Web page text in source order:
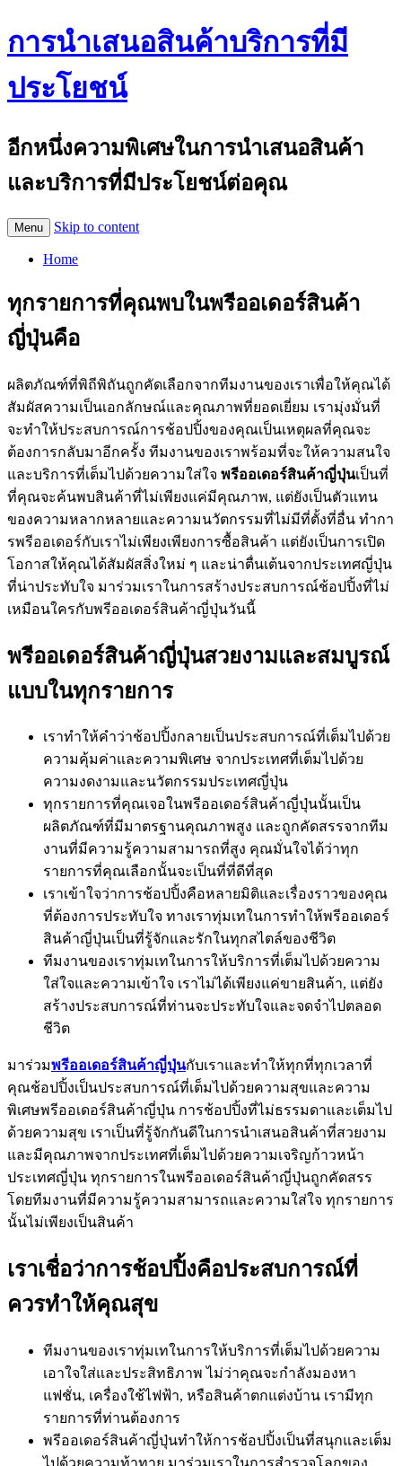
การนำเสนอสินค้าบริการที่มี
ประโยชน์
อีกหนึ่งความพิเศษในการนำเสนอสินค้า
และบริการที่มีประโยชน์ต่อคุณ
Menu Skip to content
Home
ทุกรายการที่คุณพบในพรีออเดอร์สินค้า
ญี่ปุ่นคือ
ผลิตภัณฑ์ที่พิถีพิถันถูกคัดเลือกจากทีมงานของเราเพื่อให้คุณได้
สัมผัสความเป็นเอกลักษณ์และคุณภาพที่ยอดเยี่ยม เรามุ่งมั่นที่
จะทำให้ประสบการณ์การช้อปปิ้งของคุณเป็นเหตุผลที่คุณจะ
ต้องการกลับมาอีกครั้ง ทีมงานของเราพร้อมที่จะให้ความสนใจ
และบริการที่เต็มไปด้วยความใส่ใจ พรีออเดอร์สินค้าญี่ปุ่นเป็นที่
ที่คุณจะค้นพบสินค้าที่ไม่เพียงแค่มีคุณภาพ, แต่ยังเป็นตัวแทน
ของความหลากหลายและความนวัตกรรมที่ไม่มีที่ตั้งที่อื่น ทำกา
รพรีออเดอร์กับเราไม่เพียงเพียงการซื้อสินค้า แต่ยังเป็นการเปิด
โอกาสให้คุณได้สัมผัสสิ่งใหม่ ๆ และน่าตื่นเต้นจากประเทศญี่ปุ่น
ที่น่าประทับใจ มาร่วมเราในการสร้างประสบการณ์ช้อปปิ้งที่ไม่
เหมือนใครกับพรีออเดอร์สินค้าญี่ปุ่นวันนี้
พรีออเดอร์สินค้าญี่ปุ่นสวยงามและสมบูรณ์
แบบในทุกรายการ
เราทำให้คำว่าช้อปปิ้งกลายเป็นประสบการณ์ที่เต็มไปด้วย
ความคุ้มค่าและความพิเศษ จากประเทศที่เต็มไปด้วย
ความงดงามและนวัตกรรมประเทศญี่ปุ่น
ทุกรายการที่คุณเจอในพรีออเดอร์สินค้าญี่ปุ่นนั้นเป็น
ผลิตภัณฑ์ที่มีมาตรฐานคุณภาพสูง และถูกคัดสรรจากทีม
งานที่มีความรู้ความสามารถที่สูง คุณมั่นใจได้ว่าทุก
รายการที่คุณเลือกนั้นจะเป็นที่ที่ดีที่สุด
เราเข้าใจว่าการช้อปปิ้งคือหลายมิติและเรื่องราวของคุณ
ที่ต้องการประทับใจ ทางเราทุ่มเทในการทำให้พรีออเดอร์
สินค้าญี่ปุ่นเป็นที่รู้จักและรักในทุกสไตล์ของชีวิต
ทีมงานของเราทุ่มเทในการให้บริการที่เต็มไปด้วยความ
ใส่ใจและความเข้าใจ เราไม่ได้เพียงแค่ขายสินค้า, แต่ยัง
สร้างประสบการณ์ที่ท่านจะประทับใจและจดจำไปตลอด
ชีวิต
มาร่วมพรีออเดอร์สินค้าญี่ปุ่นกับเราและทำให้ทุกที่ทุกเวลาที่
คุณช้อปปิ้งเป็นประสบการณ์ที่เต็มไปด้วยความสุขและความ
พิเศษพรีออเดอร์สินค้าญี่ปุ่น การช้อปปิ้งที่ไม่ธรรมดาและเต็มไป
ด้วยความสุข เราเป็นที่รู้จักกันดีในการนำเสนอสินค้าที่สวยงาม
และมีคุณภาพจากประเทศที่เต็มไปด้วยความเจริญก้าวหน้า
ประเทศญี่ปุ่น ทุกรายการในพรีออเดอร์สินค้าญี่ปุ่นถูกคัดสรร
โดยทีมงานที่มีความรู้ความสามารถและความใส่ใจ ทุกรายการ
นั้นไม่เพียงเป็นสินค้า
เราเชื่อว่าการช้อปปิ้งคือประสบการณ์ที่
ควรทำให้คุณสุข
ทีมงานของเราทุ่มเทในการให้บริการที่เต็มไปด้วยความ
เอาใจใส่และประสิทธิภาพ ไม่ว่าคุณจะกำลังมองหา
แฟชั่น, เครื่องใช้ไฟฟ้า, หรือสินค้าตกแต่งบ้าน เรามีทุก
รายการที่ท่านต้องการ
พรีออเดอร์สินค้าญี่ปุ่นทำให้การช้อปปิ้งเป็นที่สนุกและเต็ม